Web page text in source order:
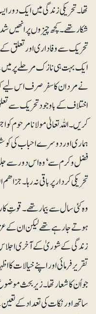
تھا۔ تحریکی زندگی میں ایک دور
شکار تھے۔ کچھ چیزوں پر انھیں
تحریک سے وفاداری اور تعلق
ایک بہت ہی نازک مرحلے پر
نے مردان کا سفر صرف اس لیے کیا
اختلاف کے باوجود تحریک سے
کریں۔ اللہ تعالیٰ مولانا مرحوم
ہماری اور دوسرے احباب کی
فضل و کرم سے‘ وہ اس دور سے
تحریکی کردار پر باقی نہ رہا۔
وہ کئی سال سے بیمار تھے۔ قوتِ
ہوتے جا رہے تھے لیکن ان کے عزم
زندگی کے شوریٰ کے آخری
تقریر فرمائی اور اپنے خیالات
جو اُن کا شعار تھا۔ زیربحث
ساتھ اور نکات کی تعداد کے تعین